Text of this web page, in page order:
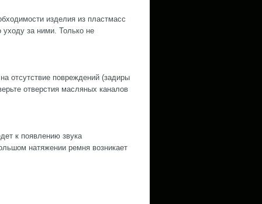
изделия из пластмасс
за ними. Только не
отсутствие повреждений (задиры
отверстия масляных каналов
к появлению звука
натяжении ремня возникает